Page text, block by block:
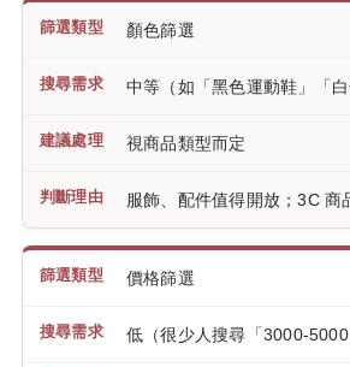
顏色篩選
中等（如「黑色運動鞋」「白
視商品類型而定
服飾、配件值得開放；3C 商
價格篩選
低（很少人搜尋「3000-5000